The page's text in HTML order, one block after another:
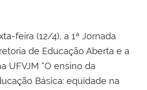
feira (12/4), a 1ª Jornada
de Educação Aberta e a
UFVJM “O ensino da
Básica: equidade na